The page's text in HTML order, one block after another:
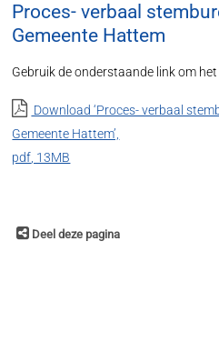
Proces- verbaal
Gemeente Hattem
Gebruik de onderstaande link om
Download ‘Proces- verbaal
Gemeente Hattem’,
pdf , 13MB
Deel deze pagina